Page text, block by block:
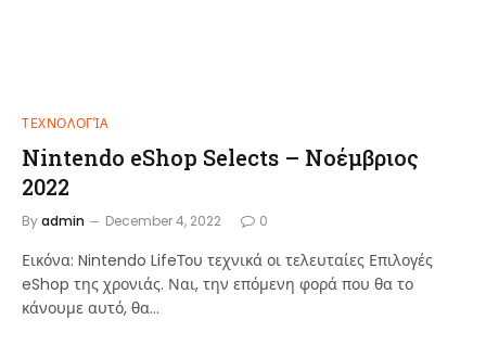
ΤΕΧΝΟΛΟΓΊΑ
Nintendo eShop Selects – Νοέμβριος
2022
Byadmin December 4, 2022 0
Εικόνα: Nintendo LifeΤου τεχνικά οι τελευταίες Επιλογές
eShop της χρονιάς. Ναι, την επόμενη φορά που θα το
κάνουμε αυτό, θα…